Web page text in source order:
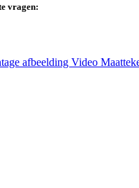
vragen:
afbeelding Video